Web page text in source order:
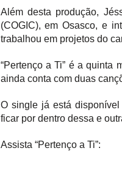
Além desta produção,
(COGIC), em Osasco, e
trabalhou em projetos do
“Pertenço a Ti” é a quinta
ainda conta com duas
O single já está
ficar por dentro dessa e
Assista “Pertenço a Ti”: